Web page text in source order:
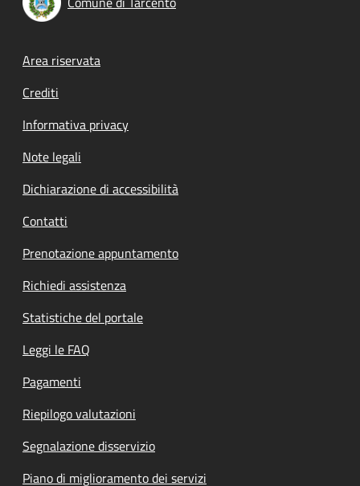
Footer menu
Area riservata
Crediti
Informativa privacy
Note legali
Dichiarazione di accessibilità
Contatti
Prenotazione appuntamento
Richiedi assistenza
Statistiche del portale
Leggi le FAQ
Pagamenti
Riepilogo valutazioni
Segnalazione disservizio
Piano di miglioramento dei servizi